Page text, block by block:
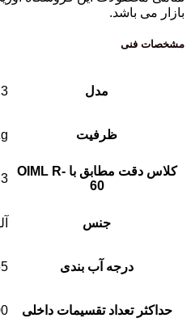
بازار می باشد.
مشخصات فنی
مدل
ظرفیت
کلاس دقت مطابق با OIML R-
60
جنس
درجه آب بندی
حداکثر تعداد تقسیمات داخلی